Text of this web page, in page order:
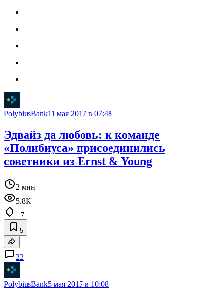
PolybiusBank11 мая 2017 в 07:48
Эдвайз да любовь: к команде
«Полибиуса» присоединились
советники из Ernst & Young
2 мин
5.8K
+7
5
22
PolybiusBank5 мая 2017 в 10:08